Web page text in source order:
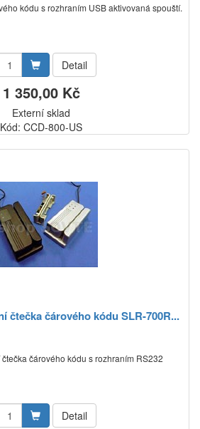
kódu s rozhraním USB aktivovaná spouští.
Detail
1 350,00 Kč
Externí sklad
Kód: CCD-800-US
čtečka čárového kódu SLR-700R...
čárového kódu s rozhraním RS232
Detail